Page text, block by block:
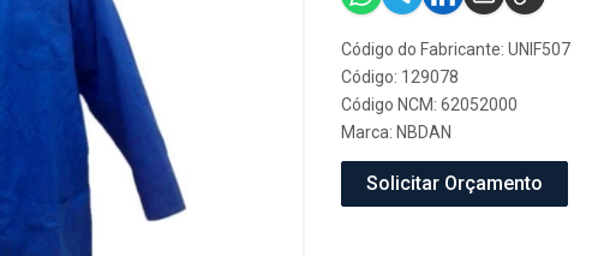
Código do Fabricante: UNIF507
Código: 129078
Código NCM: 62052000
Marca: NBDAN
Solicitar Orçamento